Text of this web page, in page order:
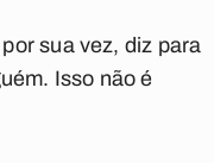
sua vez, diz para
Isso não é